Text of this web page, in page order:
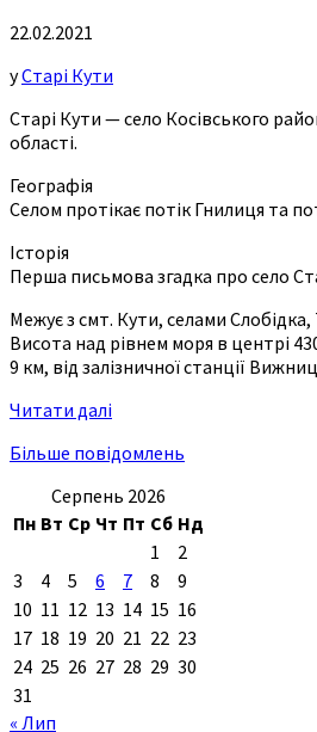
22.02.2021
уСтарі Кути
Старі Кути — село Косівського
області.
Географія
Селом протікає потік Гнилиця та
Історія
Перша письмова згадка про село
Межує з смт. Кути, селами Слобідка,
Висота над рівнем моря в центрі
9 км, від залізничної станції
Читати далі
Більше повідомлень
Серпень 2026
Пн Вт Ср Чт Пт Сб Нд
1
2
3
4 5 6 7 8
9
10 11 12 13 14 15 16
17 18 19 20 21 22 23
24 25 26 27 28 29 30
31
« Лип